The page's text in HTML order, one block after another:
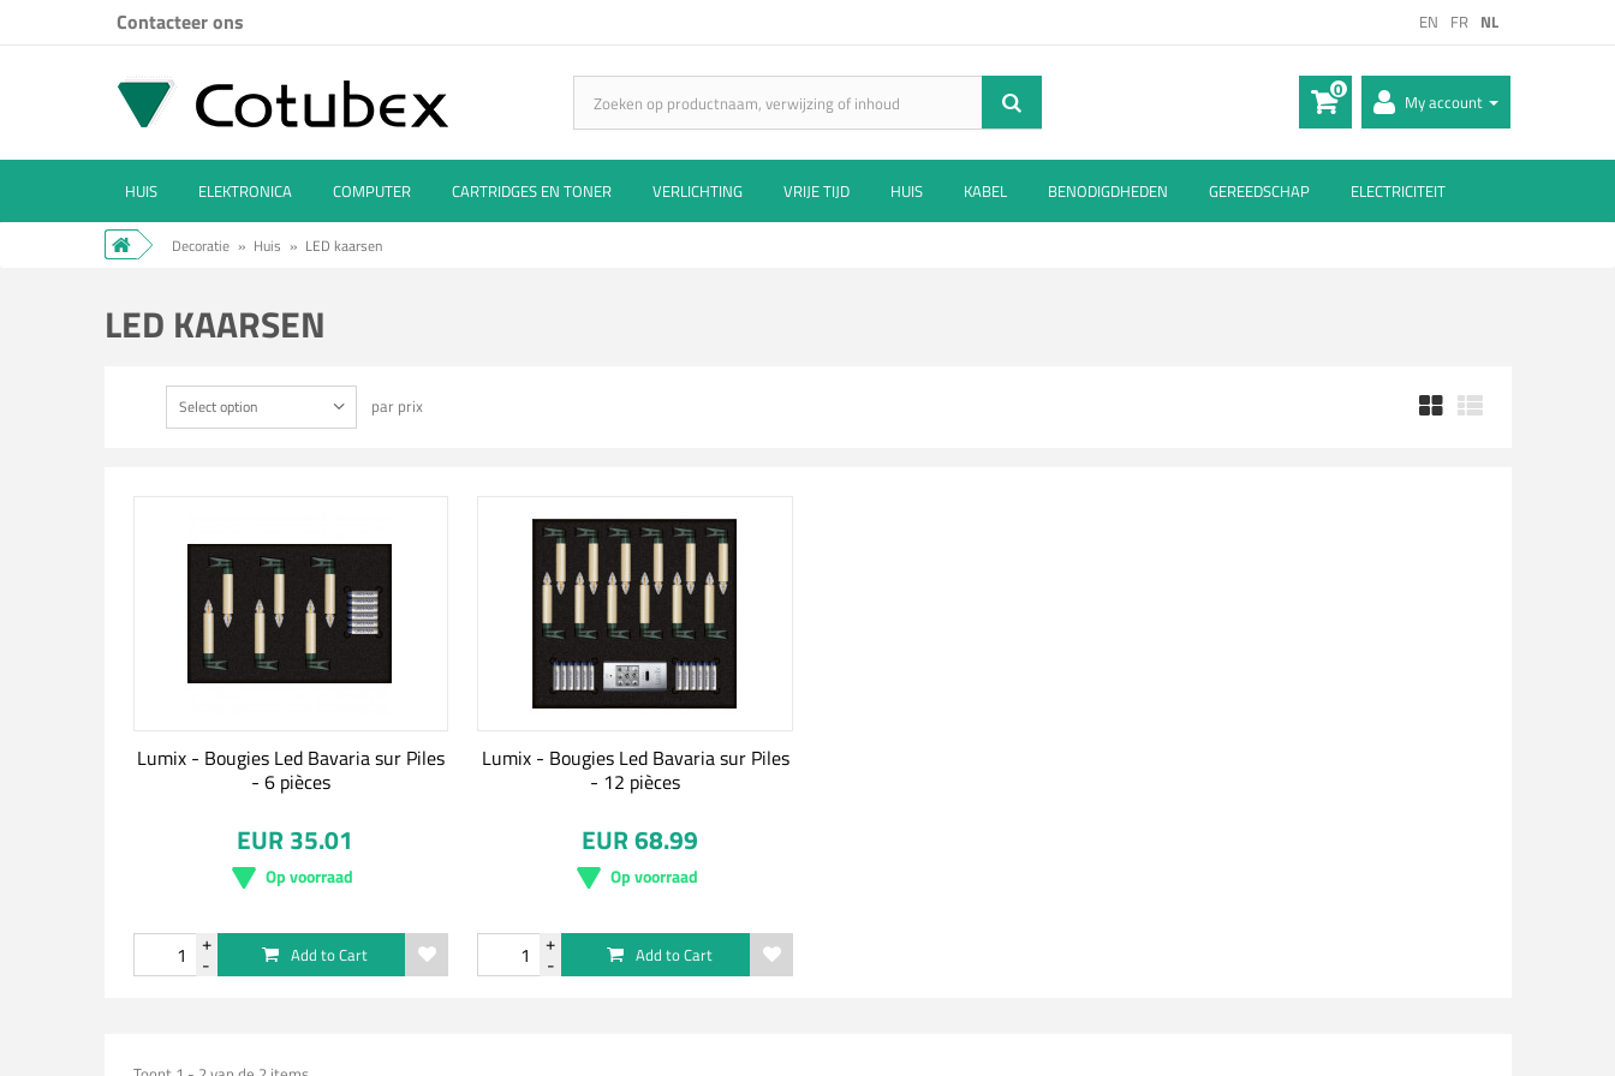
EN FR NL
Contacteer ons
My account
0
HUIS ELEKTRONICA COMPUTER CARTRIDGES EN TONER VERLICHTING VRIJE TIJD HUIS KABEL BENODIGDHEDEN GEREEDSCHAP ELECTRICITEIT
Decoratie » Huis » LED kaarsen
LED KAARSEN
Select option par prix
Lumix - Bougies Led Bavaria sur Piles
- 6 pièces
EUR 35.01
Op voorraad
Add to Cart
Lumix - Bougies Led Bavaria sur Piles
- 12 pièces
EUR 68.99
Op voorraad
Add to Cart